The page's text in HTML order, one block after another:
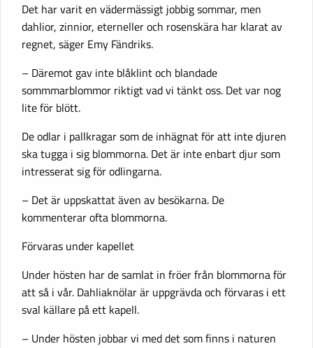
Det har varit en vädermässigt jobbig sommar, men
dahlior, zinnior, eterneller och rosenskära har klarat av
regnet, säger Emy Fändriks.
– Däremot gav inte blåklint och blandade
sommmarblommor riktigt vad vi tänkt oss. Det var nog
lite för blött.
De odlar i pallkragar som de inhägnat för att inte djuren
ska tugga i sig blommorna. Det är inte enbart djur som
intresserat sig för odlingarna.
– Det är uppskattat även av besökarna. De
kommenterar ofta blommorna.
Förvaras under kapellet
Under hösten har de samlat in fröer från blommorna för
att så i vår. Dahliaknölar är uppgrävda och förvaras i ett
sval källare på ett kapell.
– Under hösten jobbar vi med det som finns i naturen